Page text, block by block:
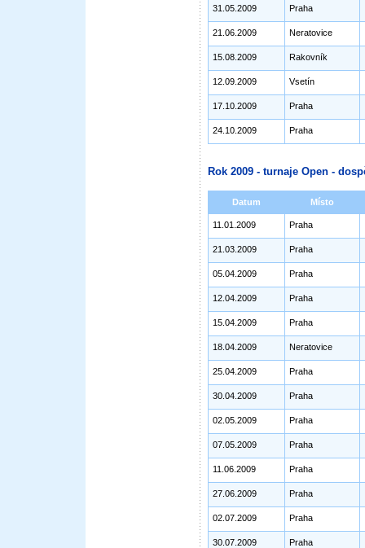
31.05.2009 Praha
21.06.2009 Neratovice
15.08.2009 Rakovník
12.09.2009 Vsetín
17.10.2009 Praha
24.10.2009 Praha
Rok 2009 - turnaje Open -
Datum Místo
11.01.2009 Praha
21.03.2009 Praha
05.04.2009 Praha
12.04.2009 Praha
15.04.2009 Praha
18.04.2009 Neratovice
25.04.2009 Praha
30.04.2009 Praha
02.05.2009 Praha
07.05.2009 Praha
11.06.2009 Praha
27.06.2009 Praha
02.07.2009 Praha
30.07.2009 Praha